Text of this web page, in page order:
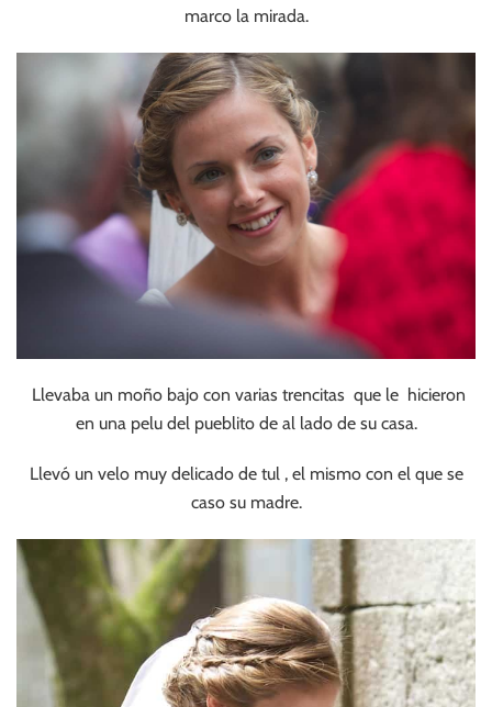
marco la mirada.
Llevaba un moño bajo con varias trencitas que le hicieron
en una pelu del pueblito de al lado de su casa.
Llevó un velo muy delicado de tul , el mismo con el que se
caso su madre.